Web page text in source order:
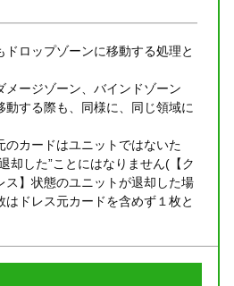
ドロップゾーンに移動する処理と
メージゾーン、バインドゾーン
動する際も、同様に、同じ領域に
のカードはユニットではないた
却した”ことにはなりません(【ク
ス】状態のユニットが退却した場
はドレス元カードを含めず１枚と